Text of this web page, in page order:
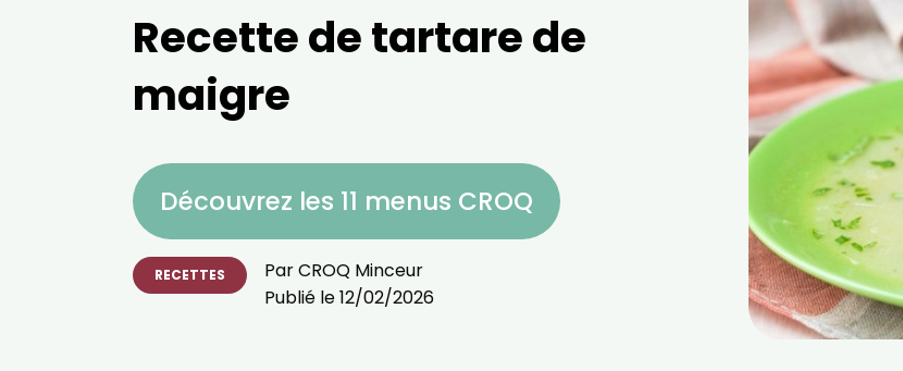
Recette de tartare de
maigre
Découvrez les 11 menus CROQ
RECETTES ParCROQ Minceur
Publié le12/02/2026